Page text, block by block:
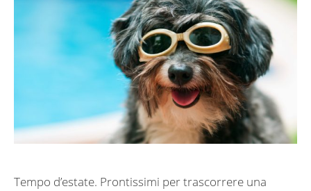
Tempo d’estate. Prontissimi per trascorrere una